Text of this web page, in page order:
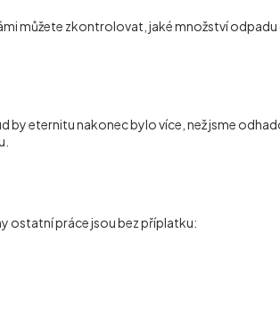
můžete zkontrolovat, jaké množství
eternitu nakonec bylo více, než jsme
ostatní práce jsou bez příplatku: